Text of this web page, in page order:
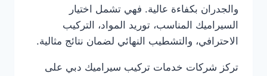
والجدران بكفاءة عالية. فهي تشمل اختيار
السيراميك المناسب، توريد المواد، التركيب
الاحترافي، والتشطيب النهائي لضمان نتائج مثالية.
تركز شركات خدمات تركيب سيراميك دبي على